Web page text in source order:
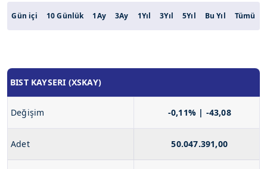
Gün içi 10 Günlük 1Ay 3Ay 1Yıl 3Yıl 5Yıl Bu Yıl Tümü
BIST KAYSERI (XSKAY)
Değişim -0,11% | -43,08
Adet 50.047.391,00